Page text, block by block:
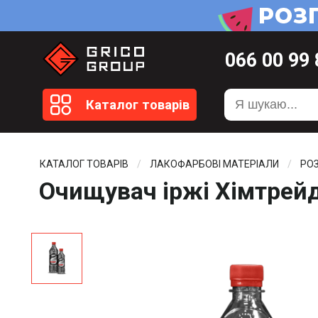
Каталог товарів
066 00 99
099 20 51
099 20 59
КАТАЛОГ ТОВАРІВ ЛАКОФАРБОВІ МАТЕРІАЛИ
Очищувач іржі